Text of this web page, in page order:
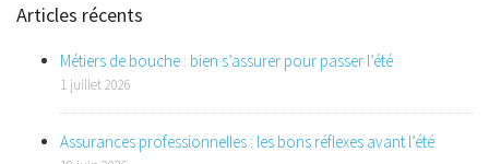
Articles récents
Métiers de bouche : bien s’assurer pour passer l’été
1 juillet 2026
Assurances professionnelles : les bons réflexes avant l’été